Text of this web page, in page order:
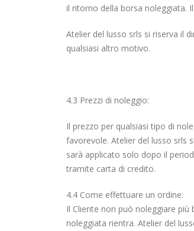
il ritorno della borsa noleggiata.
Atelier del lusso srls si riserva il
qualsiasi altro motivo.
4.3 Prezzi di noleggio:
Il prezzo per qualsiasi tipo di
favorevole. Atelier del lusso srls
sarà applicato solo dopo il
tramite carta di credito.
4.4 Come effettuare un ordine:
Il Cliente non può noleggiare
noleggiata rientra. Atelier del